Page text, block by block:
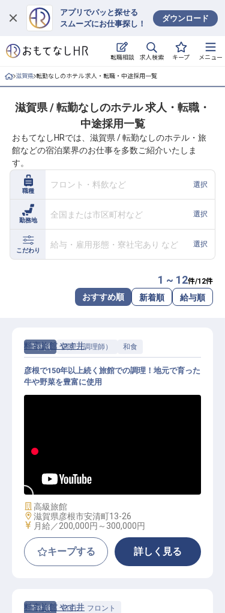
アプリでパッと探せる
スムーズにお仕事探し！
ダウンロード
転職相談 求人検索 キープ メニュー
ログイン
求人・施設を探す
就職・転職 合同説明会
おもてなしHRについて
ご利用の流れ
よくある質問
ホテル・宿泊業界情報コラム
転職サポートに申し込む
滋賀県 転勤なしのホテル 求人・転職・中途採用一覧
滋賀県 / 転勤なしのホテル 求人・転職・
中途採用一覧
おもてなしHRでは、滋賀県 / 転勤なしのホテル・旅
館などの宿泊業界のお仕事を多数ご紹介いたしま
す。
職種
フロント・料飲など 選択
勤務地
全国または市区町村など 選択
こだわり
給与・雇用形態・寮社宅あり など 選択
1 ~ 12件/12件
おすすめ順 新着順 給与順
正社員 調理（調理師） 和食
月13,000円）／転勤なし
料亭旅館 やす井
彦根で150年以上続く旅館での調理！地元で育った
牛や野菜を豊富に使用
施設業態
高級旅館
勤務地
滋賀県彦根市安清町13-26
給与
月給／200,000円～ 300,000円
キープする 詳しく見る
正社員 宿泊 フロント
料亭旅館 やす井